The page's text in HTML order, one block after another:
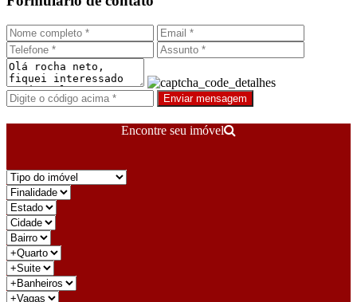
Enviar mensagem
Encontre seu imóvel